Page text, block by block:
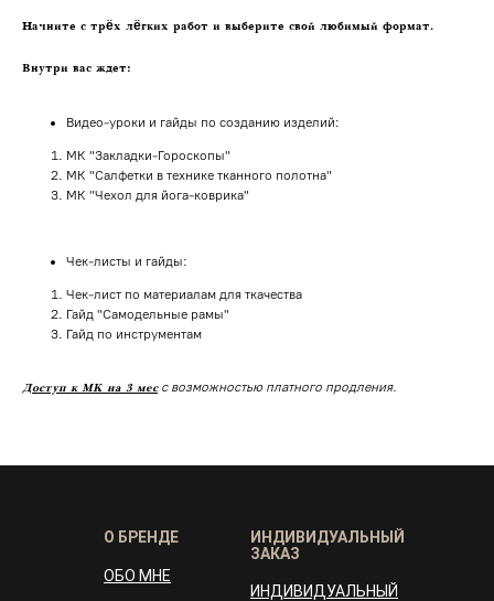
Начните с трёх лёгких работ и выберите свой любимый формат.
Внутри вас ждет:
Видео-уроки и гайды по созданию изделий:
МК "Закладки-Гороскопы"
МК "Салфетки в технике тканного полотна"
МК "Чехол для йога-коврика"
Чек-листы и гайды:
Чек-лист по материалам для ткачества
Гайд "Самодельные рамы"
Гайд по инструментам
Доступ к МК на 3 месс возможностью платного продления.
ИНДИВИДУАЛЬНЫЙ
ЗАКАЗ
ИНДИВИДУАЛЬНЫЙ
О БРЕНДЕ
ОБО МНЕ